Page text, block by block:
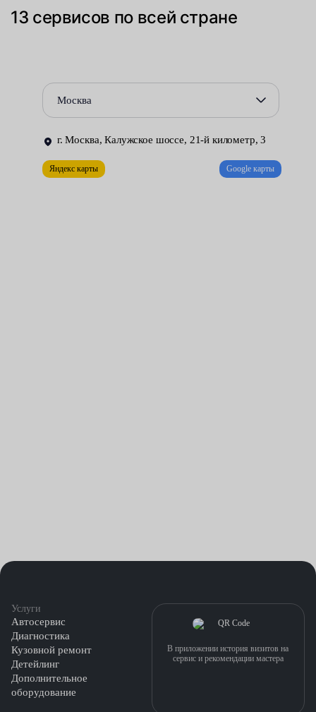
стандартные, с нитью накаливания;
газонаполненные.
За этими модулями важно своевременно следить, ведь они
посещения СТО.
13 сервисов по всей стране
Москва
г. Москва, Калужское шоссе, 21-й километр, 3
Яндекс карты Google карты
Услуги
Автосервис
Диагностика
Кузовной ремонт
Детейлинг
Дополнительное
оборудование
В приложении история визитов на
сервис и рекомендации мастера